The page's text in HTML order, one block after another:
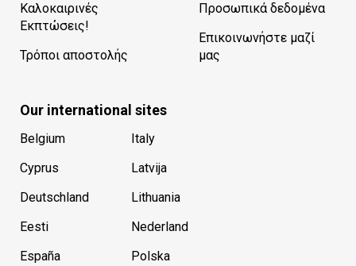
Καλοκαιρινές
Εκπτώσεις!
Τρόποι αποστολής
Προσωπικά δεδομένα
Επικοινωνήστε μαζί
μας
Our international sites
Belgium
Cyprus
Deutschland
Eesti
España
Italy
Latvija
Lithuania
Nederland
Polska